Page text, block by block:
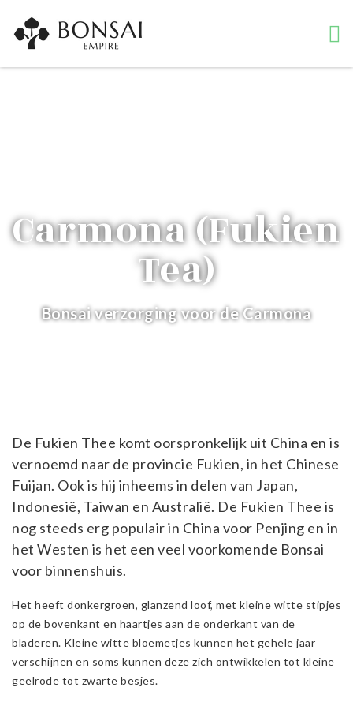
Carmona (Fukien
Tea)
Bonsai verzorging voor de Carmona
De Fukien Thee komt oorspronkelijk uit China en is
vernoemd naar de provincie Fukien, in het Chinese
Fuijan. Ook is hij inheems in delen van Japan,
Indonesië, Taiwan en Australië. De Fukien Thee is
nog steeds erg populair in China voor Penjing en in
het Westen is het een veel voorkomende Bonsai
voor binnenshuis.
Het heeft donkergroen, glanzend loof, met kleine witte stipjes
op de bovenkant en haartjes aan de onderkant van de
bladeren. Kleine witte bloemetjes kunnen het gehele jaar
verschijnen en soms kunnen deze zich ontwikkelen tot kleine
geelrode tot zwarte besjes.